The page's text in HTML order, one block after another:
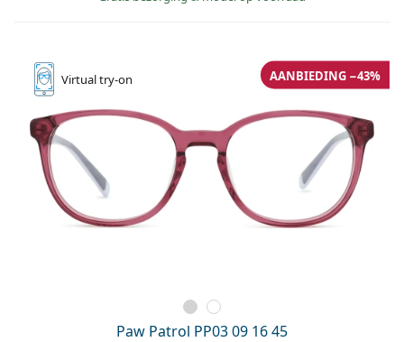
Virtualtry-on
Paw Patrol PP03 09 16 45
AANBIEDING −43%